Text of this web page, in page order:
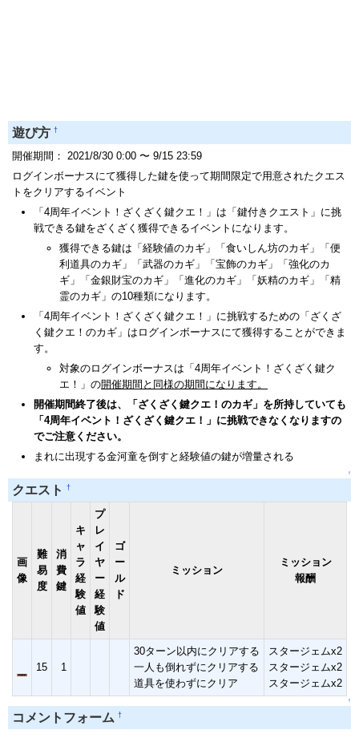
遊び方 †
開催期間： 2021/8/30 0:00 〜 9/15 23:59
ログインボーナスにて獲得した鍵を使って期間限定で用意されたクエス
トをクリアするイベント
「4周年イベント！ざくざく鍵クエ！」は「鍵付きクエスト」に挑
戦できる鍵をざくざく獲得できるイベントになります。
獲得できる鍵は「経験値のカギ」「食いしん坊のカギ」「便
利道具のカギ」「武器のカギ」「宝飾のカギ」「強化のカ
ギ」「金銀財宝のカギ」「進化のカギ」「妖精のカギ」「精
霊のカギ」の10種類になります。
「4周年イベント！ざくざく鍵クエ！」に挑戦するための「ざくざ
く鍵クエ！のカギ」はログインボーナスにて獲得することができま
す。
対象のログインボーナスは「4周年イベント！ざくざく鍵ク
エ！」の開催期間と同様の期間になります。
開催期間終了後は、「ざくざく鍵クエ！のカギ」を所持していても
「4周年イベント！ざくざく鍵クエ！」に挑戦できなくなりますの
でご注意ください。
まれに出現する金河童を倒すと経験値の鍵が増量される
↑
クエスト †
画
像
難
易
度
消
費
鍵
キ
ャ
ラ
経
験
値
プ
レ
イ
ヤ
ー
経
験
値
ゴ
ー
ル
ド
ミッション
ミッション
報酬
15 1
30ターン以内にクリアする
一人も倒れずにクリアする
道具を使わずにクリア
スタージェムx2
スタージェムx2
スタージェムx2
↑
コメントフォーム †